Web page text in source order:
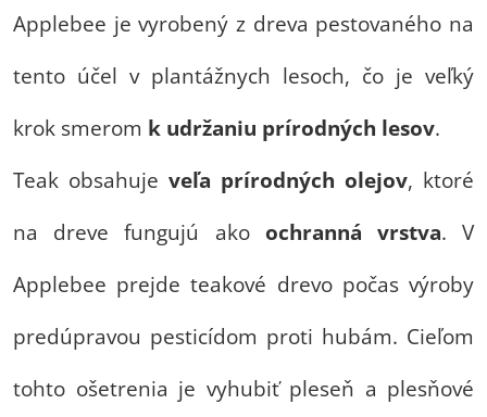
Applebee je vyrobený z dreva pestovaného na
tento účel v plantážnych lesoch, čo je veľký
krok smerom k udržaniu prírodných lesov.
Teak obsahuje veľa prírodných olejov, ktoré
na dreve fungujú ako ochranná vrstva. V
Applebee prejde teakové drevo počas výroby
predúpravou pesticídom proti hubám. Cieľom
tohto ošetrenia je vyhubiť pleseň a plesňové